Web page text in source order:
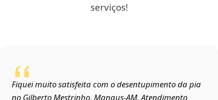
serviços!
Fiquei muito satisfeita com o desentupimento da pia
no Gilberto Mestrinho, Manaus‑AM. Atendimento